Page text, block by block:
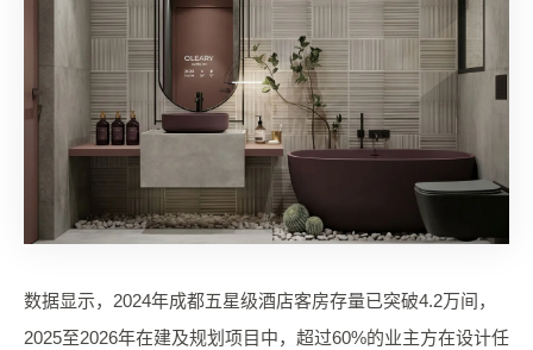
数据显示，2024年成都五星级酒店客房存量已突破4.2万间，
2025至2026年在建及规划项目中，超过60%的业主方在设计任